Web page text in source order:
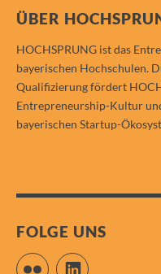
ÜBER
HOCHSPRUNG ist das
bayerischen Hochschulen.
Qualifizierung fördert
Entrepreneurship-Kultur
bayerischen Startup-
FOLGE UNS
Flickr LinkedIn